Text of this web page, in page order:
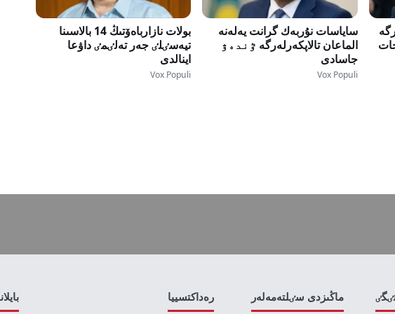
ساياسات نۇربەك گرانت يەلەنە
الماعان تالاپكەرلەرگە ٷندەۋ
جاسادى
Vox Populi
بولات نازارباەۆتىڭ 14 بالاسىنا
تيەسٸلٸ جەر تەلٸمٸ داۋعا
اينالدى
Vox Populi
ماڭىزدى سٸلتەمەلەر رەداكتسييا